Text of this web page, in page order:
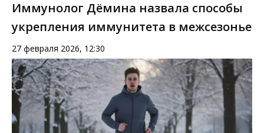
Иммунолог Дёмина назвала способы
укрепления иммунитета в межсезонье
27 февраля 2026, 12:30